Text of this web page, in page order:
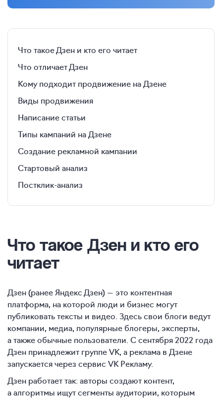
Что такое Дзен и кто его читает
Что отличает Дзен
Кому подходит продвижение на Дзене
Виды продвижения
Написание статьи
Типы кампаний на Дзене
Создание рекламной кампании
Стартовый анализ
Постклик-анализ
Что такое Дзен и кто его
читает
Дзен (ранее Яндекс Дзен) — это контентная
платформа, на которой люди и бизнес могут
публиковать тексты и видео. Здесь свои блоги ведут
компании, медиа, популярные блогеры, эксперты,
а также обычные пользователи. С сентября 2022 года
Дзен принадлежит группе VK, а реклама в Дзене
запускается через сервис VK Рекламу.
Дзен работает так: авторы создают контент,
а алгоритмы ищут сегменты аудитории, которым